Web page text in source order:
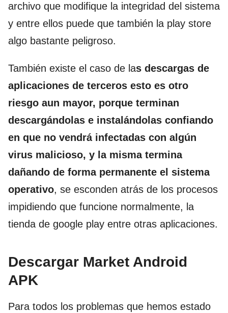
archivo que modifique la integridad del sistema
y entre ellos puede que también la play store
algo bastante peligroso.
También existe el caso de las descargas de
aplicaciones de terceros esto es otro
riesgo aun mayor, porque terminan
descargándolas e instalándolas confiando
en que no vendrá infectadas con algún
virus malicioso, y la misma termina
dañando de forma permanente el sistema
operativo, se esconden atrás de los procesos
impidiendo que funcione normalmente, la
tienda de google play entre otras aplicaciones.
Descargar Market Android
APK
Para todos los problemas que hemos estado